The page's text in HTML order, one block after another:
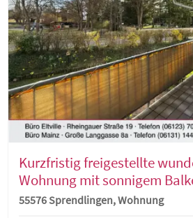
Kurzfristig freigestellte
Wohnung mit sonnigem
55576 Sprendlingen, Wohnung